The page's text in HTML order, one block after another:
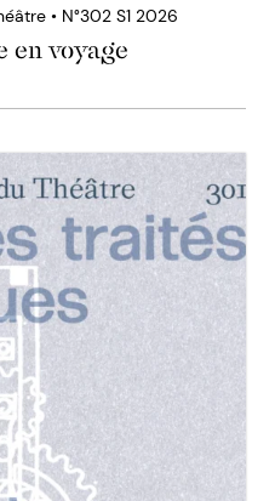
• N°302 S1 2026
en voyage